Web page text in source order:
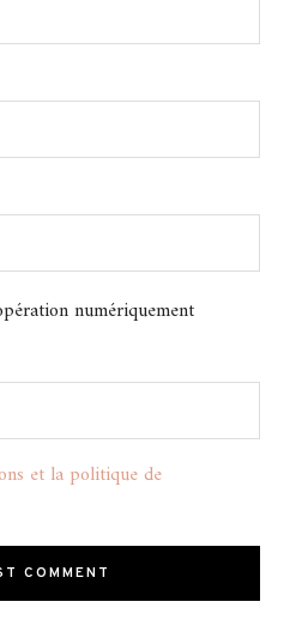
numériquement
et la politique de